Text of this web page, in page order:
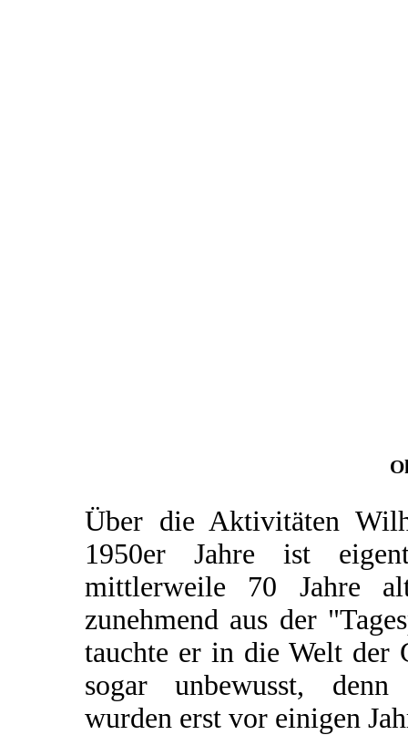
Über die Aktivitäten
1950er Jahre ist
mittlerweile 70 Jahre
zunehmend aus der
tauchte er in die Welt der
sogar unbewusst, denn
wurden erst vor einigen